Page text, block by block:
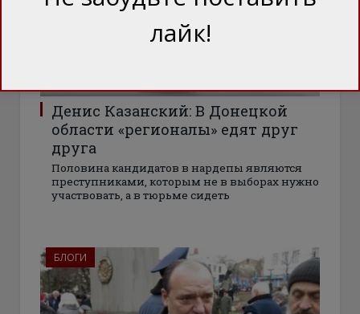
Денис Казанский: В Донецкой
области «регионалы» едят друг
друга
Половина кандидатов в нардепы являются
преступниками, которым не в выборах нужно
участвовать, а в тюрьме сидеть
БЛОГИ
лайк!